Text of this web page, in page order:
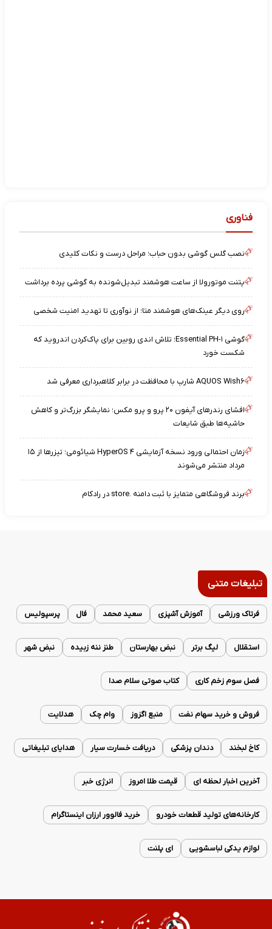
فناوری
نصب گلس گوشی بدون حباب؛ مراحل درست و نکات کلیدی
پتنت موتورولا از ساعت هوشمند تبدیل‌شونده به گوشی پرده برداشت
روی دیگر عینک‌های هوشمند متا؛ از نوآوری تا تهدید امنیت شخصی
گوشی Essential PH-۱؛ تلاش اندی روبین برای پاک‌کردن اندروید که
شکست خورد
AQUOS Wish۶ شارپ با محافظت در برابر کلاهبرداری معرفی شد
افشای رندرهای آیفون ۲۰ پرو و پرو مکس؛ نمایشگر بزرگ‌تر و کاهش
حاشیه‌ها طبق شایعات
زمان احتمالی ورود نسخه آزمایشی HyperOS ۴ شیائومی؛ تیزرها از ۱۵
مرداد منتشر می‌شوند
برند فروشگاهی متمایز با ثبت دامنه .store در رادکام
تبلیغات متنی
فرتاک ورزشی آموزش آشپزی سعید محمد فال پرسپولیس
استقلال لیگ برتر نبض بهارستان طنز ننه زبیده نبض شهر
فصل سوم زخم کاری کتاب صوتی سلام صدا
فروش و خرید سهام نفت منبع اگزوز وام چک هدلایت
کاخ لبخند دندان پزشکی دریافت خسارت سیار هدایای تبلیغاتی
آخرین اخبار لحظه ای قیمت طلا امروز انرژی خبر
کارخانه‌های تولید قطعات خودرو خرید فالوور ارزان اینستاگرام
لوازم یدکی لباسشویی ای پلنت